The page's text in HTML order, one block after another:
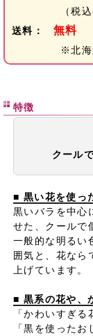
（税
送料：
無料
※北海
特徴
クール
■ 黒い花を使っ
黒いバラを中心
せた、クールで
一般的な明るい
囲気と、花なら
上げています。
■ 黒系の花や、
「かわいすぎ
「黒を使った